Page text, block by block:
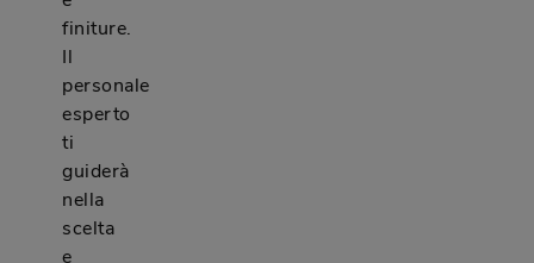
finiture.
Il
personale
esperto
ti
guiderà
nella
scelta
e